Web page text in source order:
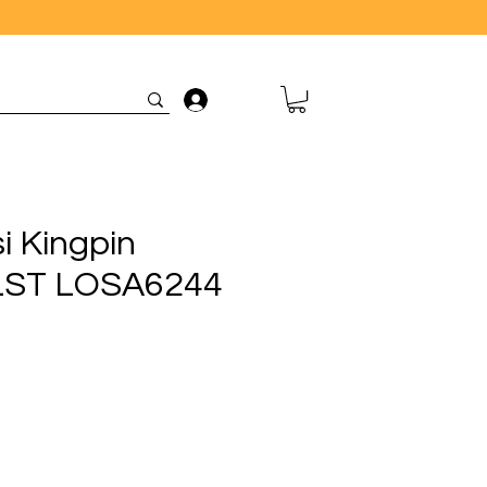
Connexion
Kingpin
LOSA6244